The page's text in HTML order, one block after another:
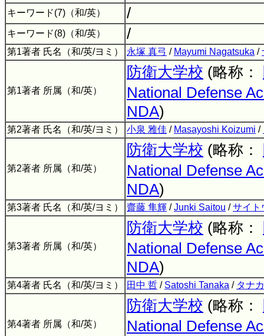
キーワード(7)（和/英） /
キーワード(8)（和/英） /
第1著者 氏名（和/英/ヨミ） 永塚 真弓 / Mayumi Nagatsuka /
第1著者 所属（和/英）
防衛大学校 (略称：
National Defense
NDA)
第2著者 氏名（和/英/ヨミ） 小泉 雅佳 / Masayoshi Koizumi /
第2著者 所属（和/英）
防衛大学校 (略称：
National Defense
NDA)
第3著者 氏名（和/英/ヨミ） 齋藤 隼輝 /Junki Saitou /サイト
第3著者 所属（和/英）
防衛大学校 (略称：
National Defense
NDA)
第4著者 氏名（和/英/ヨミ） 田中 哲 / Satoshi Tanaka / タナ
第4著者 所属（和/英）
防衛大学校 (略称：
National Defense